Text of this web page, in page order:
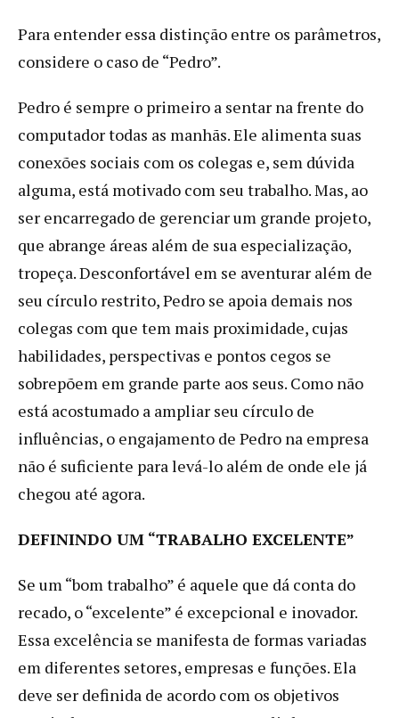
Para entender essa distinção entre os parâmetros,
considere o caso de “Pedro”.
Pedro é sempre o primeiro a sentar na frente do
computador todas as manhãs. Ele alimenta suas
conexões sociais com os colegas e, sem dúvida
alguma, está motivado com seu trabalho. Mas, ao
ser encarregado de gerenciar um grande projeto,
que abrange áreas além de sua especialização,
tropeça. Desconfortável em se aventurar além de
seu círculo restrito, Pedro se apoia demais nos
colegas com que tem mais proximidade, cujas
habilidades, perspectivas e pontos cegos se
sobrepõem em grande parte aos seus. Como não
está acostumado a ampliar seu círculo de
influências, o engajamento de Pedro na empresa
não é suficiente para levá-lo além de onde ele já
chegou até agora.
DEFININDO UM “TRABALHO EXCELENTE”
Se um “bom trabalho” é aquele que dá conta do
recado, o “excelente” é excepcional e inovador.
Essa excelência se manifesta de formas variadas
em diferentes setores, empresas e funções. Ela
deve ser definida de acordo com os objetivos